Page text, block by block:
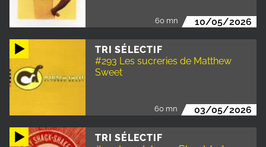
60 mn 10/05/2026
TRI SÉLECTIF
#293 Les sucreries de Matthew
Sweet
60 mn 03/05/2026
TRI SÉLECTIF